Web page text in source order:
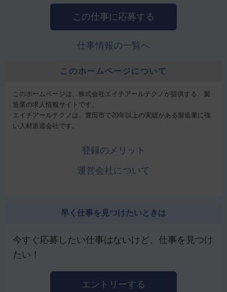
この仕事に応募する
仕事情報の一覧へ
このホームページについて
このホームページは、株式会社エイチアールテクノが提供する、製
造業の求人情報サイトです。
エイチアールテクノは、豊田市で20年以上の実績がある製造業に強
い人材派遣会社です。
登録のメリット
運営会社について
早く仕事を見つけたいときは
今すぐ応募したい仕事はないけど、仕事を見つけ
たい！
エントリーする